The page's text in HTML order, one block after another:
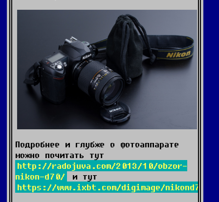
Подробнее и глубже о фотоаппарате
можно почитать тут
http://radojuva.com/2013/10/obzor-
nikon-d70/
и тут
https://www.ixbt.com/digimage/